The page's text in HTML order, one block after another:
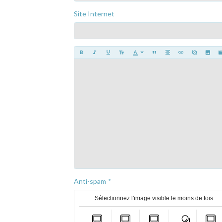
Site Internet
Anti-spam
Sélectionnez l'image visible le moins de fois